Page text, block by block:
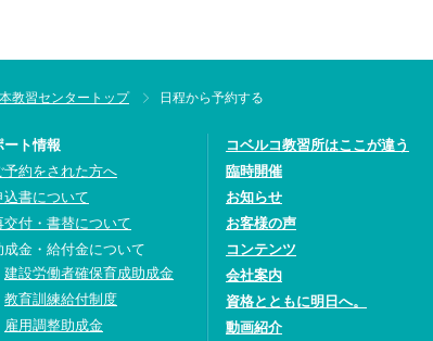
教習センタートップ 日程から予約する
ート情報
予約をされた方へ
込書について
交付・書替について
成金・給付金について
建設労働者確保育成助成金
教育訓練給付制度
雇用調整助成金
コベルコ教習所はここが違う
臨時開催
お知らせ
お客様の声
コンテンツ
会社案内
資格とともに明日へ。
動画紹介